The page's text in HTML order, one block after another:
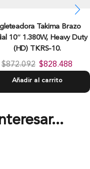
Takima Brazo
10″ 1.380W, Heavy Duty
(HD) TKRS-10.
$872.092 $828.488
Añadir al carrito